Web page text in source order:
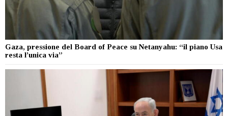
Gaza, pressione del Board of Peace su Netanyahu: “il piano Usa
resta l’unica via”